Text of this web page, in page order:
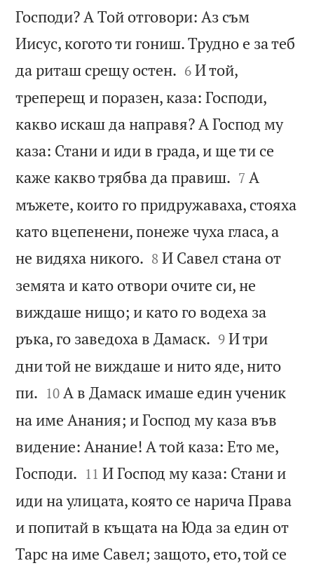
Господи? А Той отговори: Аз съм
Иисус, когото ти гониш. Трудно е за теб
да риташ срещу остен. 

6 И той,
треперещ и поразен, каза: Господи,
какво искаш да направя? А Господ му
каза: Стани и иди в града, и ще ти се
каже какво трябва да правиш. 

7 А
мъжете, които го придружаваха, стояха
като вцепенени, понеже чуха гласа, а
не видяха никого. 

8 И Савел стана от
земята и като отвори очите си, не
виждаше нищо; и като го водеха за
ръка, го заведоха в Дамаск. 

9 И три
дни той не виждаше и нито яде, нито
пи. 

10 А в Дамаск имаше един ученик
на име Анания; и Господ му каза във
видение: Анание! А той каза: Ето ме,
Господи. 

11 И Господ му каза: Стани и
иди на улицата, която се нарича Права
и попитай в къщата на Юда за един от
Тарс на име Савел; защото, ето, той се